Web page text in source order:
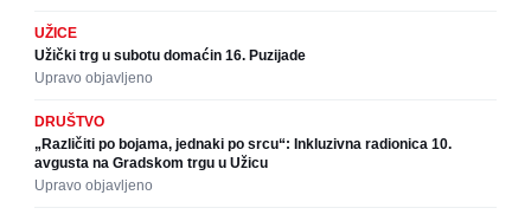
UŽICE
Užički trg u subotu domaćin 16. Puzijade
Upravo objavljeno
DRUŠTVO
„Različiti po bojama, jednaki po srcu“: Inkluzivna radionica 10.
avgusta na Gradskom trgu u Užicu
Upravo objavljeno